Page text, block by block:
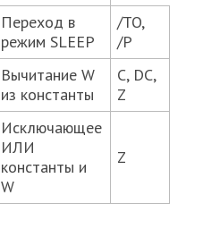
Переход в
режим SLEEP
/TO,
/P
Вычитание W
из константы
C, DC,
Z
Исключающее
ИЛИ
константы и
W
Z